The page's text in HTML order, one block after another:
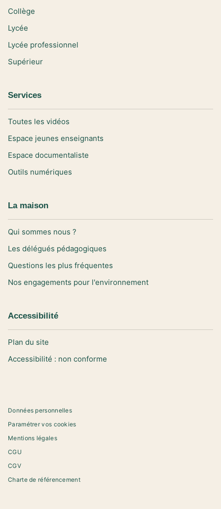
Collège
Lycée
Lycée professionnel
Supérieur
Services
Toutes les vidéos
Espace jeunes enseignants
Espace documentaliste
Outils numériques
La maison
Qui sommes nous ?
Les délégués pédagogiques
Questions les plus fréquentes
Nos engagements pour l'environnement
Accessibilité
Plan du site
Accessibilité : non conforme
Données personnelles
Paramétrer vos cookies
Mentions légales
CGU
CGV
Charte de référencement